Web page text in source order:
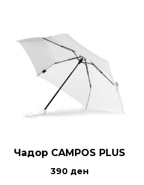
Чадор CAMPOS PLUS
390 ден